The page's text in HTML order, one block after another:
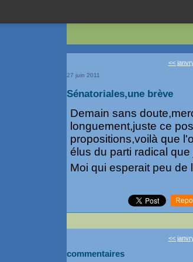
<<
27 juin 2011
Sénatoriales,une brève
Demain sans
longuement,juste ce
propositions,voilà que
élus du parti radical
Moi qui esperait peu de
<<
commentaires